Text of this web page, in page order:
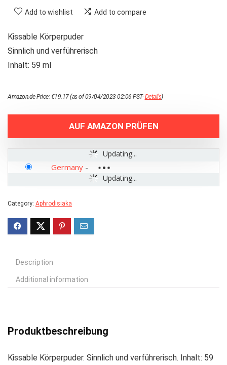
Add to wishlist Add to compare
Kissable Körperpuder
Sinnlich und verführerisch
Inhalt: 59 ml
Amazon.de Price:€19.17(as of 09/04/2023 02:06 PST-Details)
AUF AMAZON PRÜFEN
Updating...
Updating...
Germany -
Category: Aphrodisiaka
Description
Additional information
Produktbeschreibung
Kissable Körperpuder. Sinnlich und verführerisch. Inhalt: 59